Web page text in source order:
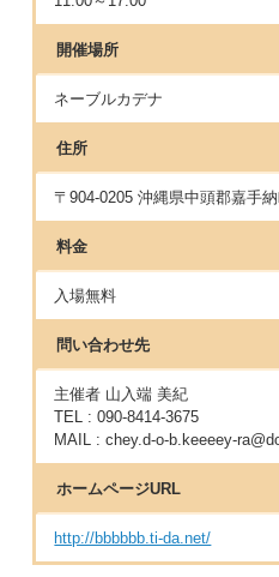
開催場所
ネーブルカデナ
住所
〒904-0205 沖縄県中頭郡嘉手
料金
入場無料
問い合わせ先
主催者 山入端 美紀
TEL : 090-8414-3675
MAIL : chey.d-o-b.keeeey-
ホームページURL
http://bbbbbb.ti-da.net/